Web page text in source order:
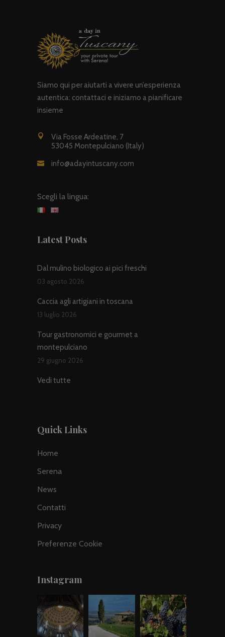
Siamo qui per aiutarti a vivere un’esperienza
autentica: contattaci e iniziamo a pianificare
insieme
Via Fosse Ardeatine, 7
53045 Montepulciano (Italy)
info@adayintuscany.com
Scegli la lingua:
Latest Posts
Dal mulino biologico ai pici freschi
03 agosto 2026
Caccia agli artigiani in toscana
13 luglio 2026
Tour gastronomici e gourmet a
montepulciano
29 giugno 2026
Vedi tutte
Quick Links
Home
Serena
News
Contatti
Privacy
Preferenze Cookie
Instagram